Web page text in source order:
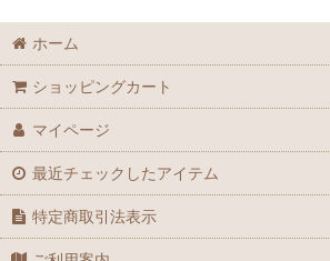
ホーム
ショッピングカート
マイページ
最近チェックしたアイテム
特定商取引法表示